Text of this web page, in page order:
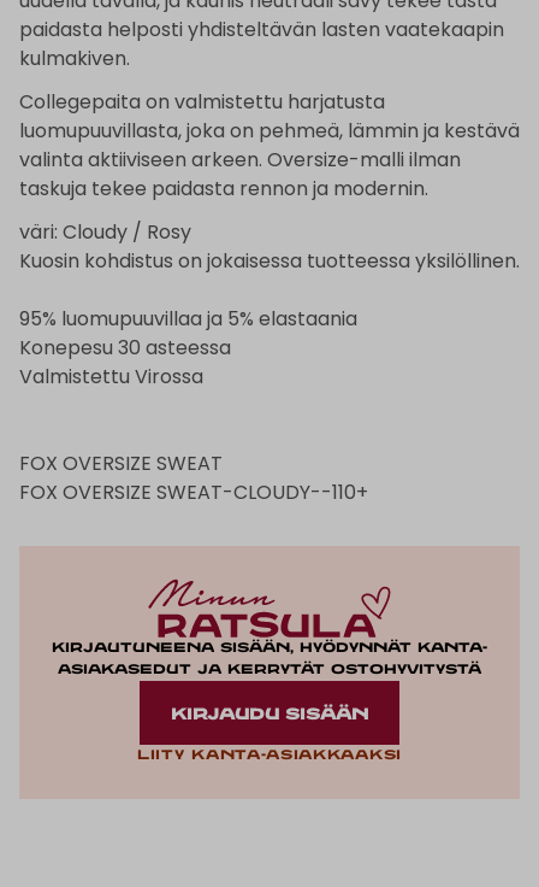
paidasta helposti yhdisteltävän lasten vaatekaapin
kulmakiven.
Collegepaita on valmistettu harjatusta
luomupuuvillasta, joka on pehmeä, lämmin ja kestävä
valinta aktiiviseen arkeen. Oversize-malli ilman
taskuja tekee paidasta rennon ja modernin.
väri: Cloudy / Rosy
Kuosin kohdistus on jokaisessa tuotteessa yksilöllinen.
95% luomupuuvillaa ja 5% elastaania
Konepesu 30 asteessa
Valmistettu Virossa
FOX OVERSIZE SWEAT
FOX OVERSIZE SWEAT-CLOUDY--110+
Kirjautuneena sisään, hyödynnät kanta-
asiakasedut ja kerrytät ostohyvitystä
KIRJAUDU SISÄÄN
Liity kanta-asiakkaaksi